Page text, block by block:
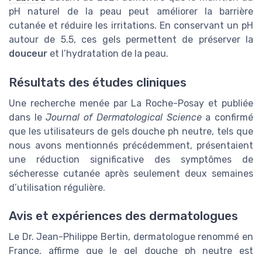
pH naturel de la peau peut améliorer la barrière
cutanée et réduire les irritations. En conservant un pH
autour de 5.5, ces gels permettent de préserver la
douceur et l’hydratation de la peau.
Résultats des études cliniques
Une recherche menée par La Roche-Posay et publiée
dans leJournal of Dermatological Sciencea confirmé
que les utilisateurs de gels douche ph neutre, tels que
nous avons mentionnés précédemment, présentaient
une réduction significative des symptômes de
sécheresse cutanée après seulement deux semaines
d’utilisation régulière.
Avis et expériences des dermatologues
Le Dr. Jean-Philippe Bertin, dermatologue renommé en
France, affirme que le gel douche ph neutre est